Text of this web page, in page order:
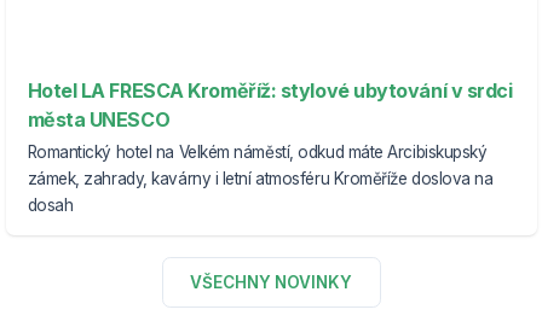
Hotel LA FRESCA Kroměříž: stylové ubytování v srdci
města UNESCO
Romantický hotel na Velkém náměstí, odkud máte Arcibiskupský
zámek, zahrady, kavárny i letní atmosféru Kroměříže doslova na
dosah
VŠECHNY NOVINKY